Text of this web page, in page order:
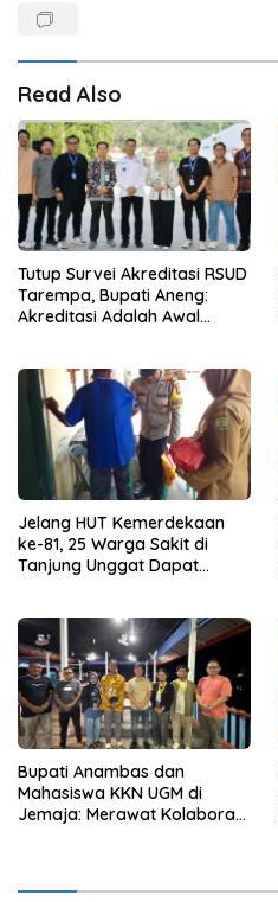
Read Also
Tutup Survei Akreditasi RSUD
Tarempa, Bupati Aneng:
Akreditasi Adalah Awal
Jelang HUT Kemerdekaan
ke-81, 25 Warga Sakit di
Tanjung Unggat Dapat
Bupati Anambas dan
Mahasiswa KKN UGM di
Jemaja: Merawat Kolaborasi